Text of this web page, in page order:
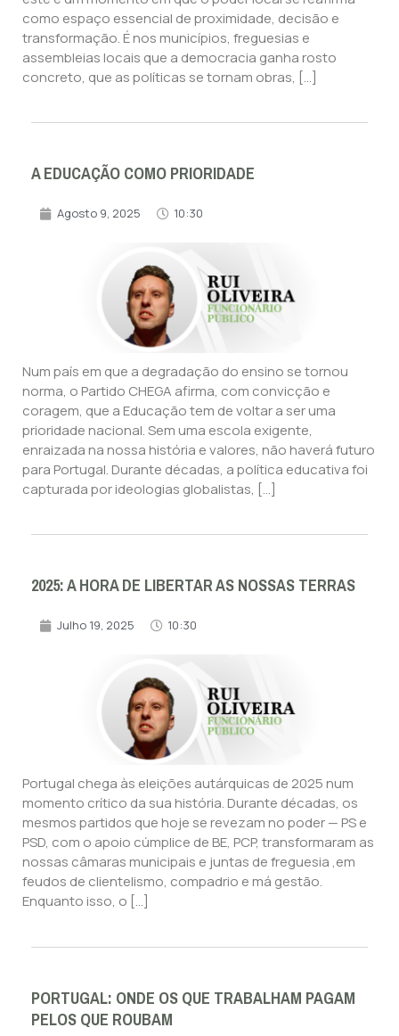
como espaço essencial de proximidade, decisão e
transformação. É nos municípios, freguesias e
assembleias locais que a democracia ganha rosto
concreto, que as políticas se tornam obras, […]
A EDUCAÇÃO COMO PRIORIDADE
Agosto 9, 2025 10:30
Num país em que a degradação do ensino se tornou
norma, o Partido CHEGA afirma, com convicção e
coragem, que a Educação tem de voltar a ser uma
prioridade nacional. Sem uma escola exigente,
enraizada na nossa história e valores, não haverá futuro
para Portugal. Durante décadas, a política educativa foi
capturada por ideologias globalistas, […]
2025: A HORA DE LIBERTAR AS NOSSAS TERRAS
Julho 19, 2025 10:30
Portugal chega às eleições autárquicas de 2025 num
momento crítico da sua história. Durante décadas, os
mesmos partidos que hoje se revezam no poder — PS e
PSD, com o apoio cúmplice de BE, PCP, transformaram as
nossas câmaras municipais e juntas de freguesia ,em
feudos de clientelismo, compadrio e má gestão.
Enquanto isso, o […]
PORTUGAL: ONDE OS QUE TRABALHAM PAGAM
PELOS QUE ROUBAM